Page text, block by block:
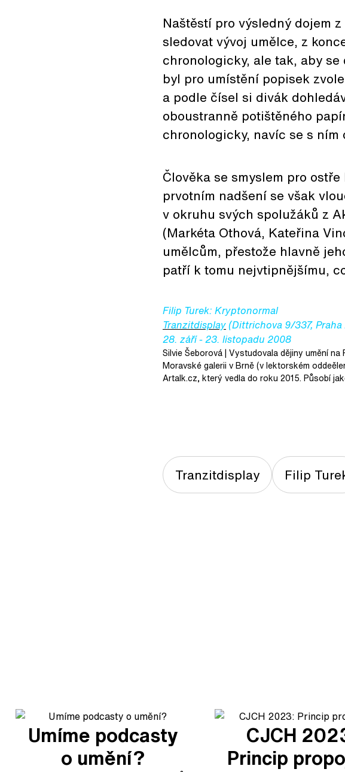
Naštěstí pro výsledný dojem
sledovat vývoj umělce, z
chronologicky, ale tak, aby
byl pro umístění popisek
a podle čísel si divák
oboustranně potištěného
chronologicky, navíc se s
Člověka se smyslem pro
prvotním nadšení se však
v okruhu svých spolužáků z
(Markéta Othová, Kateřina
umělcům, přestože hlavně
patří k tomu nejvtipnějšímu,
Filip Turek: Kryptonormal
Tranzitdisplay(Dittrichova 9/337, Praha
28. září - 23. listopadu 2008
Silvie Šeborová| Vystudovala dějiny umění
Moravské galerii v Brně (v lektorském
Artalk.cz, který vedla do roku 2015. Působí
Tranzitdisplay Filip
Umíme podcasty
o umění?
CJCH
Princip